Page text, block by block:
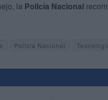
la Policía Nacional
Policía Nacional